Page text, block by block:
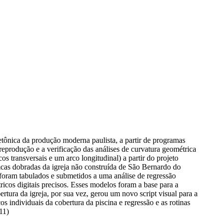
da produção moderna paulista, a partir de programas
e a verificação das análises de curvatura geométrica
transversais e um arco longitudinal) a partir do projeto
dobradas da igreja não construída de São Bernardo do
tabulados e submetidos a uma análise de regressão
digitais precisos. Esses modelos foram a base para a
da igreja, por sua vez, gerou um novo script visual para a
individuais da cobertura da piscina e regressão e as rotinas